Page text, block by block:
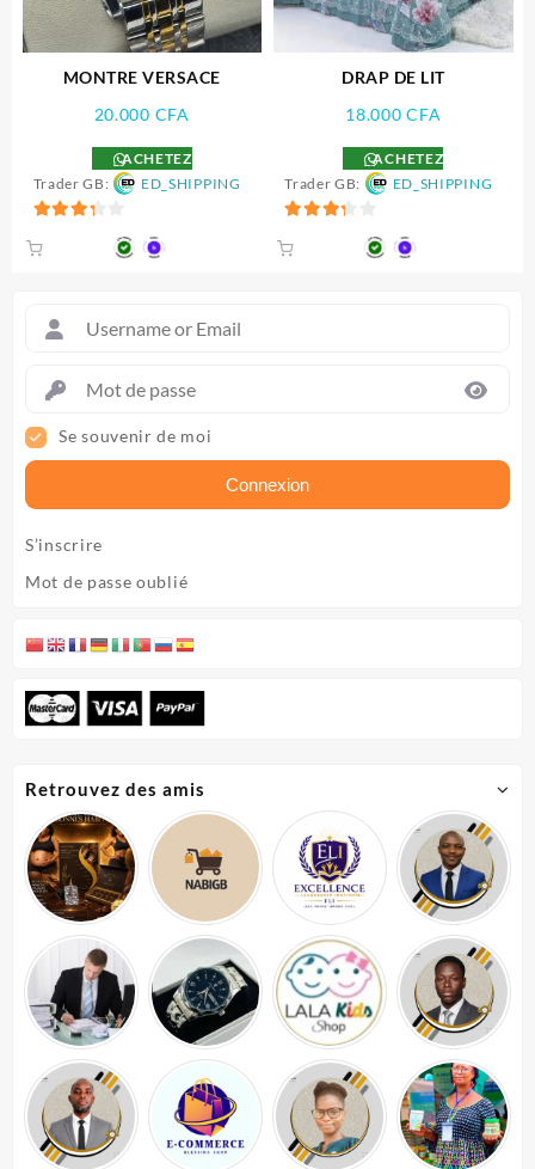
Se souvenir de moi
Connexion
S’inscrire
Mot de passe oublié
MONTRE VERSACE
20.000 CFA
ACHETEZ
Trader GB:
ED_SHIPPING
DRAP DE LIT
18.000CFA
ACHETEZ
Trader GB:
ED_SHIPPING
Retrouvez des amis